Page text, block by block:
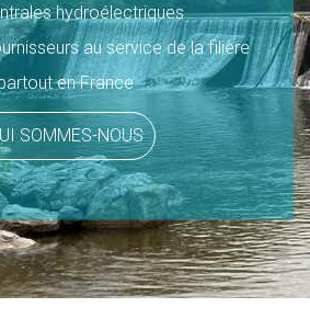
hydroélectriques
au service de la filière
en France
SOMMES-NOUS